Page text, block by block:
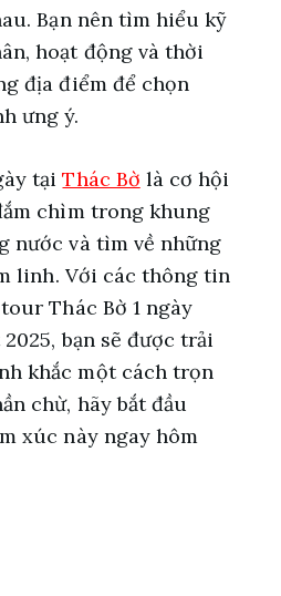
Bạn nên tìm hiểu kỹ
hoạt động và thời
địa điểm để chọn
ưng ý.
tạiThác Bờ là cơ hội
chìm trong khung
nước và tìm về những
linh. Với các thông tin
Thác Bờ 1 ngày
bạn sẽ được trải
khắc một cách trọn
chừ, hãy bắt đầu
xúc này ngay hôm